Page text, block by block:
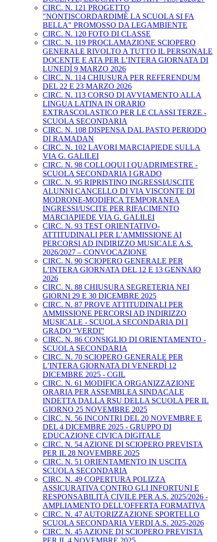
CIRC. N. 121 PROGETTO
"NONTISCORDARDIMÈ LA SCUOLA SI FA
BELLA" PROMOSSO DA LEGAMBIENTE
CIRC. N. 120 FOTO DI CLASSE
CIRC. N. 119 PROCLAMAZIONE SCIOPERO
GENERALE RIVOLTO A TUTTO IL PERSONALE
DOCENTE E ATA PER L’INTERA GIORNATA DI
LUNEDÌ 9 MARZO 2026
CIRC. N. 114 CHIUSURA PER REFERENDUM
DEL 22 E 23 MARZO 2026
CIRC. N. 113 CORSO DI AVVIAMENTO ALLA
LINGUA LATINA IN ORARIO
EXTRASCOLASTICO PER LE CLASSI TERZE -
SCUOLA SECONDARIA
CIRC. N. 108 DISPENSA DAL PASTO PERIODO
DI RAMADAN
CIRC. N. 102 LAVORI MARCIAPIEDE SULLA
VIA G. GALILEI
CIRC. N. 98 COLLOQUI I QUADRIMESTRE -
SCUOLA SECONDARIA I GRADO
CIRC. N. 95 RIPRISTINO INGRESSI/USCITE
ALUNNI CANCELLO DI VIA VISCONTE DI
MODRONE-MODIFICA TEMPORANEA
INGRESSI/USCITE PER RIFACIMENTO
MARCIAPIEDE VIA G. GALILEI
CIRC. N. 93 TEST ORIENTATIVO-
ATTITUDINALI PER L’AMMISSIONE AI
PERCORSI AD INDIRIZZO MUSICALE A.S.
2026/2027 – CONVOCAZIONE
CIRC. N. 90 SCIOPERO GENERALE PER
L’INTERA GIORNATA DEL 12 E 13 GENNAIO
2026
CIRC. N. 88 CHIUSURA SEGRETERIA NEI
GIORNI 29 E 30 DICEMBRE 2025
CIRC. N. 87 PROVE ATTITUDINALI PER
AMMISSIONE PERCORSI AD INDIRIZZO
MUSICALE - SCUOLA SECONDARIA DI I
GRADO “VERDI”
CIRC. N. 86 CONSIGLIO DI ORIENTAMENTO -
SCUOLA SECONDARIA
CIRC. N. 70 SCIOPERO GENERALE PER
L’INTERA GIORNATA DI VENERDÌ 12
DICEMBRE 2025 - CGIL
CIRC. N. 61 MODIFICA ORGANIZZAZIONE
ORARIA PER ASSEMBLEA SINDACALE
INDETTA DALLA RSU DELLA SCUOLA PER IL
GIORNO 25 NOVEMBRE 2025
CIRC. N. 56 INCONTRI DEL 20 NOVEMBRE E
DEL 4 DICEMBRE 2025 - GRUPPO DI
EDUCAZIONE CIVICA DIGITALE
CIRC. N. 54 AZIONE DI SCIOPERO PREVISTA
PER IL 28 NOVEMBRE 2025
CIRC. N. 51 ORIENTAMENTO IN USCITA
SCUOLA SECONDARIA
CIRC. N. 49 COPERTURA POLIZZA
ASSICURATIVA CONTRO GLI INFORTUNI E
RESPONSABILITÀ CIVILE PER A.S. 2025/2026 -
AMPLIAMENTO DELL'OFFERTA FORMATIVA
CIRC. N. 47 AUTORIZZAZIONE SPORTELLO
SCUOLA SECONDARIA VERDI A.S. 2025-2026
CIRC. N. 45 AZIONE DI SCIOPERO PREVISTA